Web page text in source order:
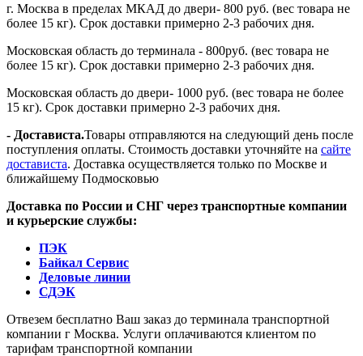
г. Москва в пределах МКАД до двери- 800 руб. (вес товара не
более 15 кг). Срок доставки примерно 2-3 рабочих дня.
Московская область до терминала - 800руб. (вес товара не
более 15 кг). Срок доставки примерно 2-3 рабочих дня.
Московская область до двери- 1000 руб. (вес товара не более
15 кг). Срок доставки примерно 2-3 рабочих дня.
- Достависта.Товары отправляются на следующий день после
поступления оплаты. Стоимость доставки уточняйте на сайте
достависта. Доставка осуществляется только по Москве и
ближайшему Подмосковью
Доставка по России и СНГ через транспортные компании
и курьерские службы:
ПЭК
Байкал Сервис
Деловые линии
СДЭК
Отвезем бесплатно Ваш заказ до терминала транспортной
компании г Москва. Услуги оплачиваются клиентом по
тарифам транспортной компании